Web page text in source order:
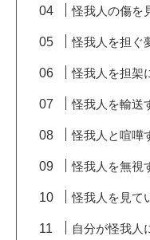
怪我人の傷を
怪我人を担ぐ
怪我人を担架
怪我人を輸送
怪我人と喧嘩
怪我人を無視
怪我人を見て
自分が怪我人